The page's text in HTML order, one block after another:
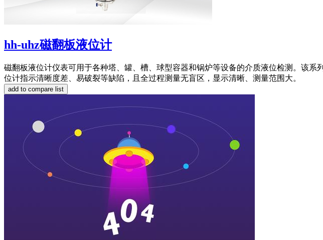
hh-uhz磁翻板液位计
磁翻板液位计仪表可用于各种塔、罐、槽、球型容器和锅炉等设备的介质液位检测。该
位计指示清晰度差、易破裂等缺陷，且全过程测量无盲区，显示清晰、测量范围大。